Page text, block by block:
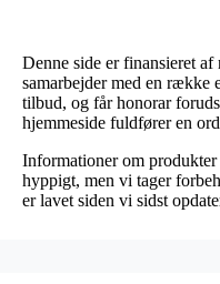
Denne side er finansieret
samarbejder med en række
tilbud, og får honorar
hjemmeside fuldfører en
Informationer om
hyppigt, men vi tager
er lavet siden vi sidst